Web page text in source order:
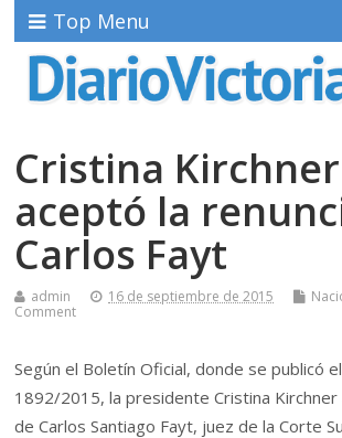
Top Menu
Cristina Kirchner
aceptó la
Carlos Fayt
admin 16 de septiembre de 2015
Comment
Según el Boletín Oficial, donde se publicó
1892/2015, la presidente Cristina Kirchner
de Carlos Santiago Fayt, juez de la Corte